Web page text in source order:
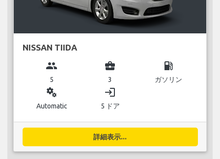
NISSAN TIIDA
group
5
business_center
3
local_gas_station
ガソリン
miscellaneous_services
Automatic
login
5 ドア
詳細表示...